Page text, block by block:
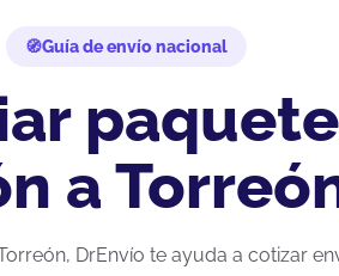
Guía de envío nacional
a
DrEnvío te ayuda a cotizar